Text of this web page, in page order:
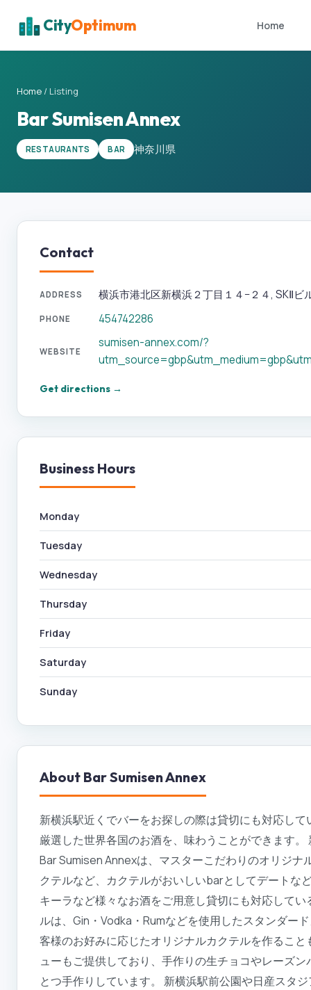
CityOptimum Home
Home / Listing
Bar Sumisen Annex
RESTAURANTS BAR 神奈川県
Contact
ADDRESS 横浜市港北区新横浜２丁目１４−２４, SKⅡビ
PHONE 454742286
WEBSITE
sumisen-annex.com/?
Get directions →
Business Hours
Monday
Tuesday
Wednesday
Thursday
Friday
Saturday
Sunday
About Bar Sumisen Annex
新横浜駅近くでバーをお探しの際は貸切にも対応し
厳選した世界各国のお酒を、味わうことができます
Bar Sumisen Annexは、マスターこだわりのオリジ
クテルなど、カクテルがおいしいbarとしてデートな
キーラなど様々なお酒をご用意し貸切にも対応して
ルは、Gin・Vodka・Rumなどを使用したスタンダー
客様のお好みに応じたオリジナルカクテルを作るこ
ューもご提供しており、手作りの生チョコやレーズ
とつ手作りしています。 新横浜駅前公園や日産スタ